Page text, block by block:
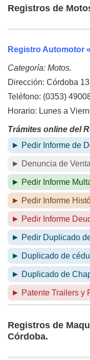
Registros de
Registro Automotor
Categoría: Motos.
Dirección: Córdoba
Teléfono: (0353)
Horario: Lunes a
Trámites online del
► Pedir Informe de
► Denuncia de Venta
► Pedir Informe
► Pedir Informe
► Pedir Informe
► Pedir Duplicado
► Duplicado de
► Duplicado de
► Patente Trailers y
Registros de
Córdoba.